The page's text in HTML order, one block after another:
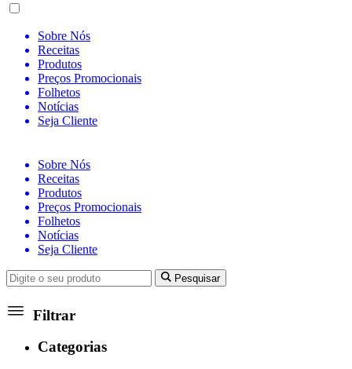
Sobre Nós
Receitas
Produtos
Preços Promocionais
Folhetos
Notícias
Seja Cliente
Sobre Nós
Receitas
Produtos
Preços Promocionais
Folhetos
Notícias
Seja Cliente
Pesquisar
Filtrar
Categorias